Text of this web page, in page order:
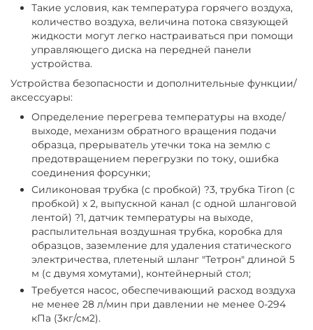
Такие условия, как температура горячего воздуха,
количество воздуха, величина потока связующей
жидкости могут легко настраиваться при помощи
управляющего диска на передней панели
устройства.
Устройства безопасности и дополнительные функции/
аксессуары:
Определение перегрева температуры на входе/
выходе, механизм обратного вращения подачи
образца, прерыватель утечки тока на землю с
предотвращением перегрузки по току, ошибка
соединения форсунки;
Силиконовая трубка (с пробкой) ?3, трубка Tiron (с
пробкой) х 2, выпускной канал (с одной шланговой
лентой) ?1, датчик температуры на выходе,
распылительная воздушная трубка, коробка для
образцов, заземление для удаления статического
электричества, плетеный шланг "Тетрон" длиной 5
м (с двумя хомутами), контейнерный стол;
Требуется насос, обеспечивающий расход воздуха
не менее 28 л/мин при давлении не менее 0-294
кПа (3кг/см2).